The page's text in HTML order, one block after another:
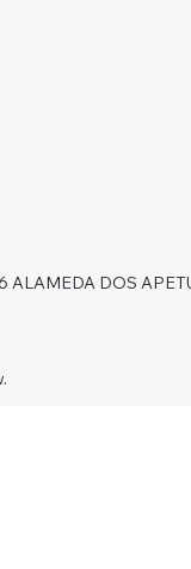
ALAMEDA DOS